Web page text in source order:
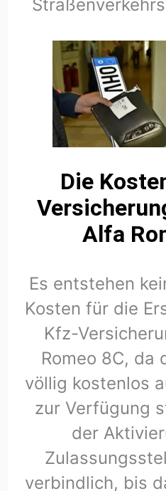
Die
Alfa
Es entstehen
Kosten für die
Kfz-
Romeo 8C, da
völlig kostenlos
zur Verfügung
der
verbindlich, bis